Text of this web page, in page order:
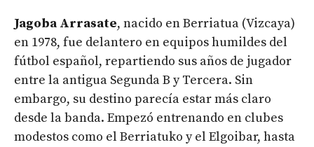
Jagoba Arrasate, nacido en Berriatua (Vizcaya)
en 1978, fue delantero en equipos humildes del
fútbol español, repartiendo sus años de jugador
entre la antigua Segunda B y Tercera. Sin
embargo, su destino parecía estar más claro
desde la banda. Empezó entrenando en clubes
modestos como el Berriatuko y el Elgoibar, hasta